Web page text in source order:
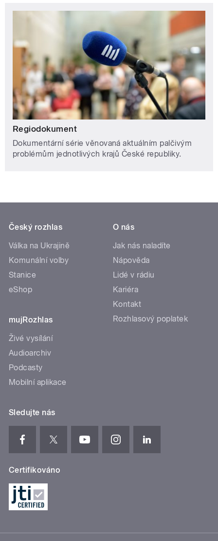
Regiodokument
Dokumentární série věnovaná aktuálním palčivým
problémům jednotlivých krajů České republiky.
Český rozhlas
Válka na Ukrajině
Komunální volby
Stanice
eShop
mujRozhlas
Živé vysílání
Audioarchiv
Podcasty
Mobilní aplikace
O nás
Jak nás naladíte
Nápověda
Lidé v rádiu
Kariéra
Kontakt
Rozhlasový poplatek
Sledujte nás
Certifikováno